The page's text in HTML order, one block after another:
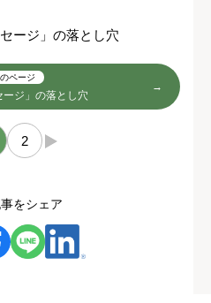
ージ」の落とし穴
ページ
ージ」の落とし穴
2 →
をシェア